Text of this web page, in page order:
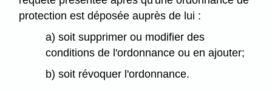
protection est déposée auprès de lui :
a) soit supprimer ou modifier des
conditions de l'ordonnance ou en ajouter;
b) soit révoquer l'ordonnance.